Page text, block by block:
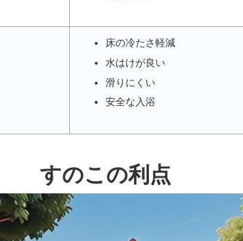
床の冷たさ軽減
水はけが良い
滑りにくい
安全な入浴
すのこの利点